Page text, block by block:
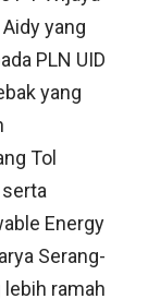
yang
PLN UID
yang
Tol
Energy
Serang-
ramah